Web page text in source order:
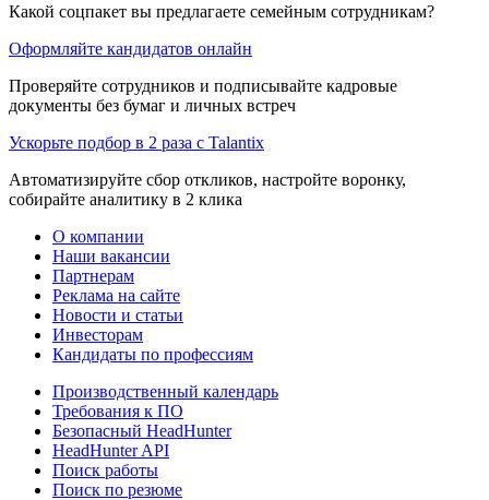
Какой соцпакет вы предлагаете семейным сотрудникам?
Оформляйте кандидатов онлайн
Проверяйте сотрудников и подписывайте кадровые
документы без бумаг и личных встреч
Ускорьте подбор в 2 раза с Talantix
Автоматизируйте сбор откликов, настройте воронку,
собирайте аналитику в 2 клика
О компании
Наши вакансии
Партнерам
Реклама на сайте
Новости и статьи
Инвесторам
Кандидаты по профессиям
Производственный календарь
Требования к ПО
Безопасный HeadHunter
HeadHunter API
Поиск работы
Поиск по резюме